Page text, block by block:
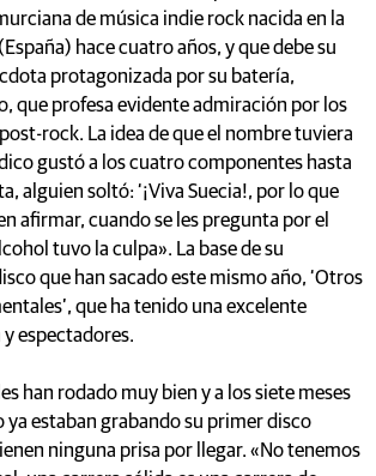
de música indie rock nacida en la
hace cuatro años, y que debe su
protagonizada por su batería,
que profesa evidente admiración por los
rock. La idea de que el nombre tuviera
gustó a los cuatro componentes hasta
alguien soltó: ‘¡Viva Suecia!, por lo que
afirmar, cuando se les pregunta por el
tuvo la culpa». La base de su
que han sacado este mismo año, ‘Otros
que ha tenido una excelente
espectadores.
han rodado muy bien y a los siete meses
ya estaban grabando su primer disco
ninguna prisa por llegar. «No tenemos